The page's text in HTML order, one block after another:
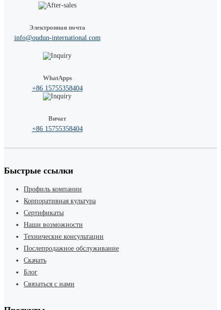
Электронная почта
info@oudun-international.com
WhatApps
+86 15755358404
Вичат
+86 15755358404
Быстрые ссылки
Профиль компании
Корпоративная культура
Сертификаты
Наши возможности
Технические консультации
Послепродажное обслуживание
Скачать
Блог
Связаться с нами